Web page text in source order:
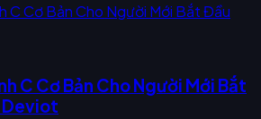
C Cơ Bản Cho Người Mới Bắt
Deviot